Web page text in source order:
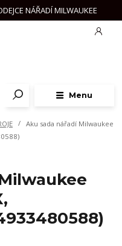
NÁŘADÍ MILWAUKEE
Menu
Aku sada nářadí Milwaukee